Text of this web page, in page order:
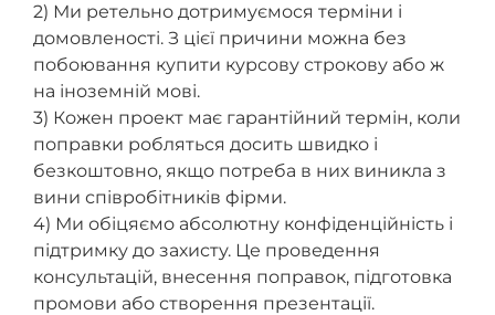
2) Ми ретельно дотримуємося терміни і
домовленості. З цієї причини можна без
побоювання купити курсову строкову або ж
на іноземній мові.
3) Кожен проект має гарантійний термін, коли
поправки робляться досить швидко і
безкоштовно, якщо потреба в них виникла з
вини співробітників фірми.
4) Ми обіцяємо абсолютну конфіденційність і
підтримку до захисту. Це проведення
консультацій, внесення поправок, підготовка
промови або створення презентації.